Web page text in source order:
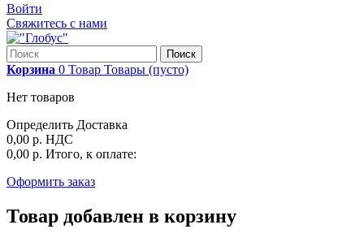
Войти
Свяжитесь с нами
Поиск
Корзина 0 Товар Товары (пусто)
Нет товаров
Определить Доставка
0,00 р. НДС
0,00 р. Итого, к оплате:
Оформить заказ
Товар добавлен в корзину